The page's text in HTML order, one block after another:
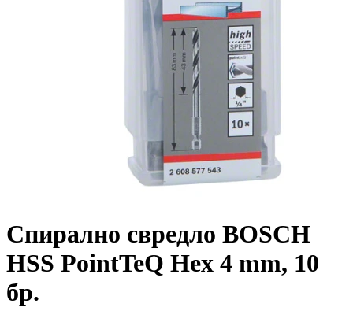
Спирално свредло BOSCH
HSS PointTeQ Hex 4 mm, 10
бр.